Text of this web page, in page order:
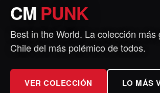
VER COLECCIÓN
CM PUNK
Best in the World. La colección más
Chile del más polémico de todos.
VER COLECCIÓN LO MÁS